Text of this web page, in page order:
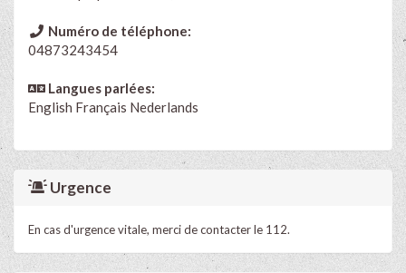
Numéro de téléphone:
04873243454
Langues parlées:
English Français Nederlands
Urgence
En cas d'urgence vitale, merci de contacter le 112.